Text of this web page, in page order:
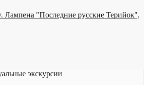
Лампена "Последние русские Терийок",
экскурсии